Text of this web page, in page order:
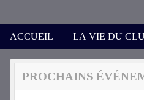
ACCUEIL LA VIE DU
PROCHAINS